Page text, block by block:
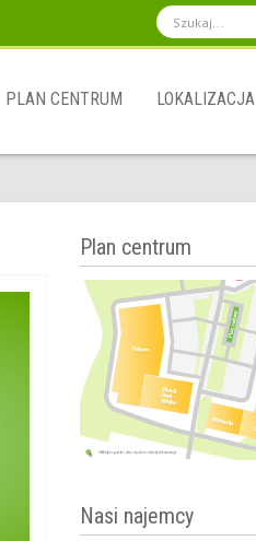
PLAN CENTRUM LOKALIZACJA
Plan centrum
Nasi najemcy